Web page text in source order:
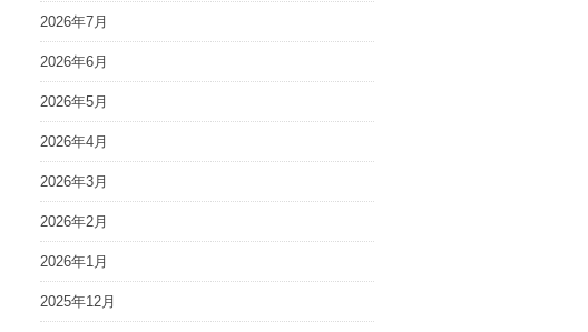
2026年7月
2026年6月
2026年5月
2026年4月
2026年3月
2026年2月
2026年1月
2025年12月